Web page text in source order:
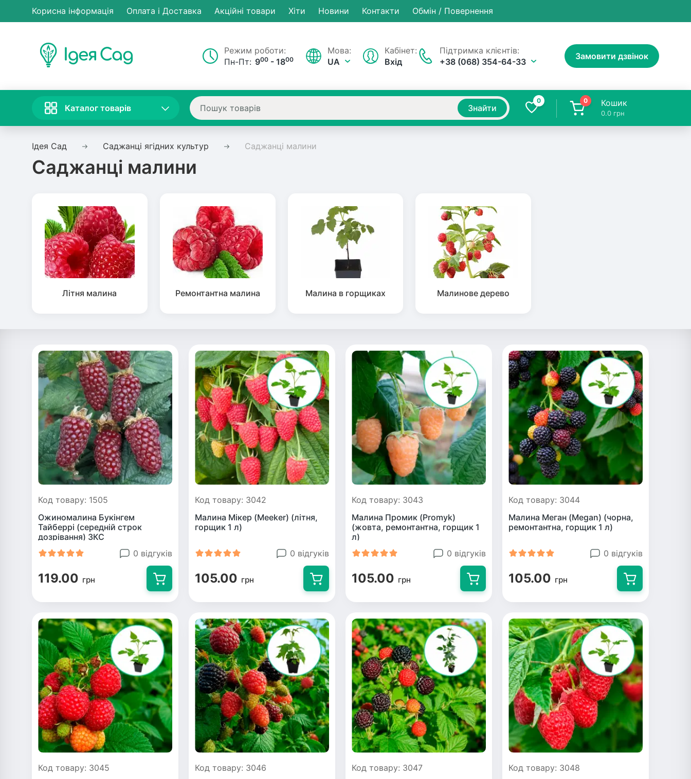
Корисна інформація Оплата і Доставка Акційні товари Хiти Новини Контакти Обмін / Повернення
Режим роботи:
Пн-Пт: 900 - 1800
Підтримка клієнтів:
+38 (068) 354-64-33
Мова:
UA
Кабінет:
Вхід
Замовити дзвінок
Каталог товарів Знайти
0 0 Кошик
0.0 грн
Ідея Сад Саджанці ягідних культур Саджанці малини
Саджанці малини
Літня малина Ремонтантна малина Малина в горщиках Малинове дерево
Код товару: 1505
Ожиномалина Букінгем
Тайберрі (середній строк
дозрівання) ЗКС
0 відгуків
119.00 грн
Код товару: 3042
Малина Мікер (Meeker) (літня,
горщик 1 л)
0 відгуків
105.00 грн
Код товару: 3043
Малина Промик (Promyk)
(жовта, ремонтантна, горщик 1
л)
0 відгуків
105.00 грн
Код товару: 3044
Малина Меган (Megan) (чорна,
ремонтантна, горщик 1 л)
0 відгуків
105.00 грн
Код товару: 3045
Код товару: 3046
Код товару: 3047
Код товару: 3048